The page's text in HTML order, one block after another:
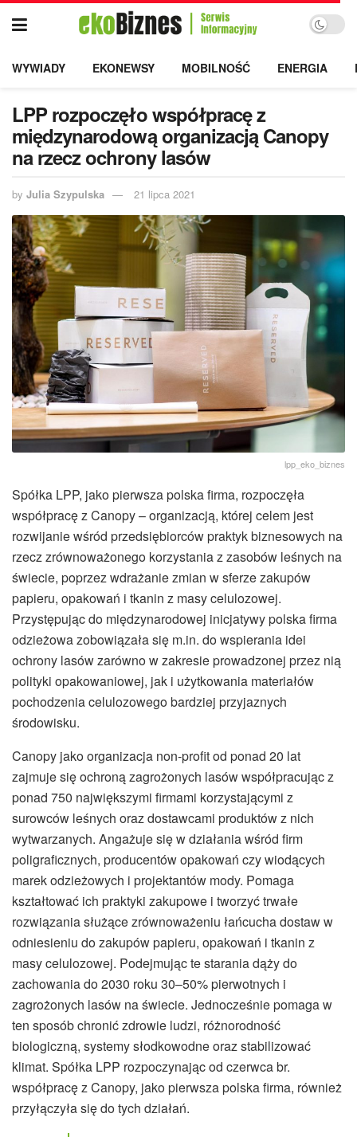
WYWIADY EKONEWSY MOBILNOŚĆ ENERGIA
LPP rozpoczęło współpracę z
międzynarodową organizacją Canopy
na rzecz ochrony lasów
by Julia Szypulska 21 lipca 2021
lpp_eko_biznes
Spółka LPP, jako pierwsza polska firma, rozpoczęła
współpracę z Canopy – organizacją, której celem jest
rozwijanie wśród przedsiębiorców praktyk biznesowych na
rzecz zrównoważonego korzystania z zasobów leśnych na
świecie, poprzez wdrażanie zmian w sferze zakupów
papieru, opakowań i tkanin z masy celulozowej.
Przystępując do międzynarodowej inicjatywy polska firma
odzieżowa zobowiązała się m.in. do wspierania idei
ochrony lasów zarówno w zakresie prowadzonej przez nią
polityki opakowaniowej, jak i użytkowania materiałów
pochodzenia celulozowego bardziej przyjaznych
środowisku.
Canopy jako organizacja non-profit od ponad 20 lat
zajmuje się ochroną zagrożonych lasów współpracując z
ponad 750 największymi firmami korzystającymi z
surowców leśnych oraz dostawcami produktów z nich
wytwarzanych. Angażuje się w działania wśród firm
poligraficznych, producentów opakowań czy wiodących
marek odzieżowych i projektantów mody. Pomaga
kształtować ich praktyki zakupowe i tworzyć trwałe
rozwiązania służące zrównoważeniu łańcucha dostaw w
odniesieniu do zakupów papieru, opakowań i tkanin z
masy celulozowej. Podejmując te starania dąży do
zachowania do 2030 roku 30–50% pierwotnych i
zagrożonych lasów na świecie. Jednocześnie pomaga w
ten sposób chronić zdrowie ludzi, różnorodność
biologiczną, systemy słodkowodne oraz stabilizować
klimat. Spółka LPP rozpoczynając od czerwca br.
współpracę z Canopy, jako pierwsza polska firma, również
przyłączyła się do tych działań.